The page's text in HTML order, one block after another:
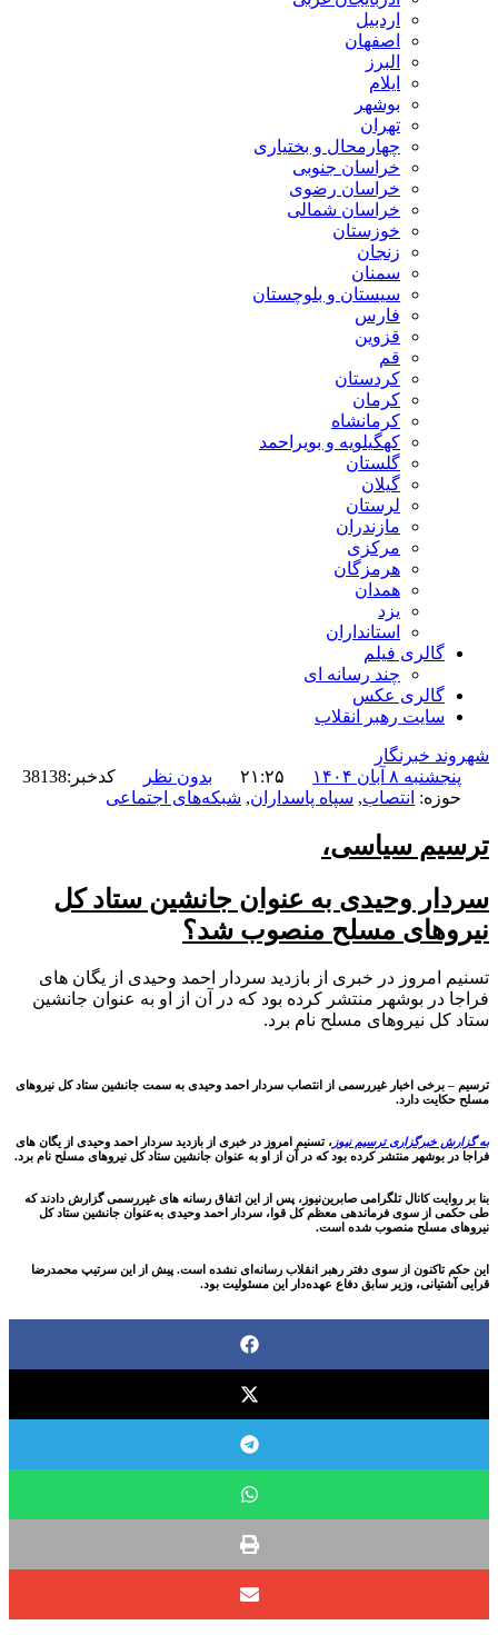
اردبیل
اصفهان
البرز
ایلام
بوشهر
تهران
چهارمحال و بختیاری
خراسان جنوبی
خراسان رضوی
خراسان شمالی
خوزستان
زنجان
سمنان
سیستان و بلوچستان
فارس
قزوین
قم
کردستان
کرمان
کرمانشاه
کهگیلویه و بویراحمد
گلستان
گیلان
لرستان
مازندران
مرکزی
هرمزگان
همدان
یزد
استانداران
گالری فیلم
چند رسانه ای
گالری عکس
سایت رهبر انقلاب
شهروند خبرنگار
پنجشنبه ۸ آبان ۱۴۰۴
۲۱:۲۵ بدون نظر
کدخبر:38138
حوزه: انتصاب, سپاه پاسداران, شبکه‌های اجتماعی
ترسیم سیاسی،
سردار وحیدی به عنوان جانشین ستاد کل
نیروهای مسلح منصوب شد؟
تسنیم امروز در خبری از بازدید سردار احمد وحیدی از یگان های
فراجا در بوشهر منتشر کرده بود که در آن از او به عنوان جانشین
ستاد کل نیروهای مسلح نام برد.
ترسیم – برخی اخبار غیررسمی از انتصاب سردار احمد وحیدی به سمت جانشین ستاد کل نیروهای
مسلح حکایت دارد.
به گزارش خبرگزاری ترسیم نیوز ، تسنیم امروز در خبری از بازدید سردار احمد وحیدی از یگان های
فراجا در بوشهر منتشر کرده بود که در آن از او به عنوان جانشین ستاد کل نیروهای مسلح نام برد.
بنا بر روایت کانال تلگرامی صابرین‌نیوز، پس از این اتفاق رسانه های غیررسمی گزارش دادند که
طی حکمی از سوی فرماندهی معظم کل قوا، سردار احمد وحیدی به‌عنوان جانشین ستاد کل
نیروهای مسلح منصوب شده است.
این حکم تاکنون از سوی دفتر رهبر انقلاب رسانه‌ای نشده است. پیش از این سرتیپ محمدرضا
قرایی آشتیانی، وزیر سابق دفاع عهده‌دار این مسئولیت بود.